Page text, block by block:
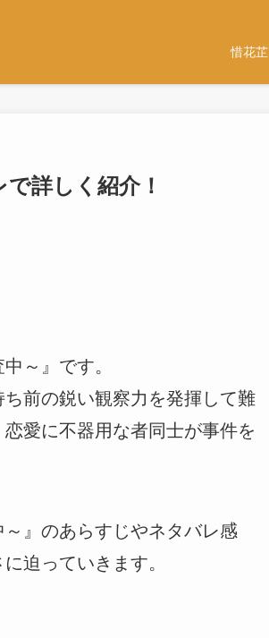
惜花芷
詳しく紹介！
～』です。
前の鋭い観察力を発揮して難
愛に不器用な者同士が事件を
』のあらすじやネタバレ感
迫っていきます。